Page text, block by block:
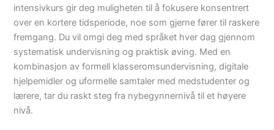
intensivkurs gir deg muligheten til å fokusere konsentrert
over en kortere tidsperiode, noe som gjerne fører til raskere
fremgang. Du vil omgi deg med språket hver dag gjennom
systematisk undervisning og praktisk øving. Med en
kombinasjon av formell klasseromsundervisning, digitale
hjelpemidler og uformelle samtaler med medstudenter og
lærere, tar du raskt steg fra nybegynnernivå til et høyere
nivå.